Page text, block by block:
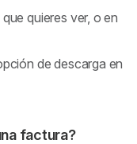
quieres ver, o en
de descarga en
factura?